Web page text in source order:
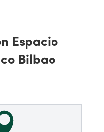
Espacio
Bilbao